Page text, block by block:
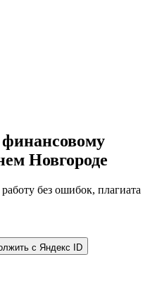
Новгороде
без ошибок, плагиата
с Яндекс ID